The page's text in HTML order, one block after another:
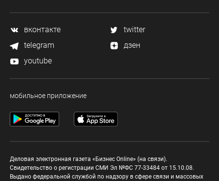
вконтакте
twitter
telegram
дзен
youtube
мобильное приложение
Деловая электронная газета «Бизнес Online» (на связи).
Свидетельство о регистрации СМИ Эл №ФС 77-33484 от 15.10.08.
Выдано федеральной службой по надзору в сфере связи и массовых